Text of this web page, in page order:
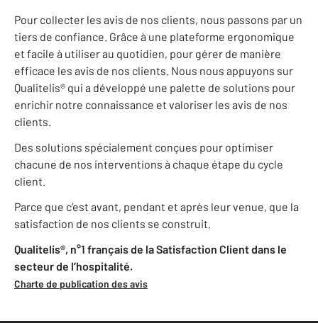
Pour collecter les avis de nos clients, nous passons par un
tiers de confiance. Grâce à une plateforme ergonomique
et facile à utiliser au quotidien, pour gérer de manière
efficace les avis de nos clients. Nous nous appuyons sur
Qualitelis® qui a développé une palette de solutions pour
enrichir notre connaissance et valoriser les avis de nos
clients.
Des solutions spécialement conçues pour optimiser
chacune de nos interventions à chaque étape du cycle
client.
Parce que c’est avant, pendant et après leur venue, que la
satisfaction de nos clients se construit.
Qualitelis®, n°1 français de la Satisfaction Client dans le
secteur de l’hospitalité.
Charte de publication des avis